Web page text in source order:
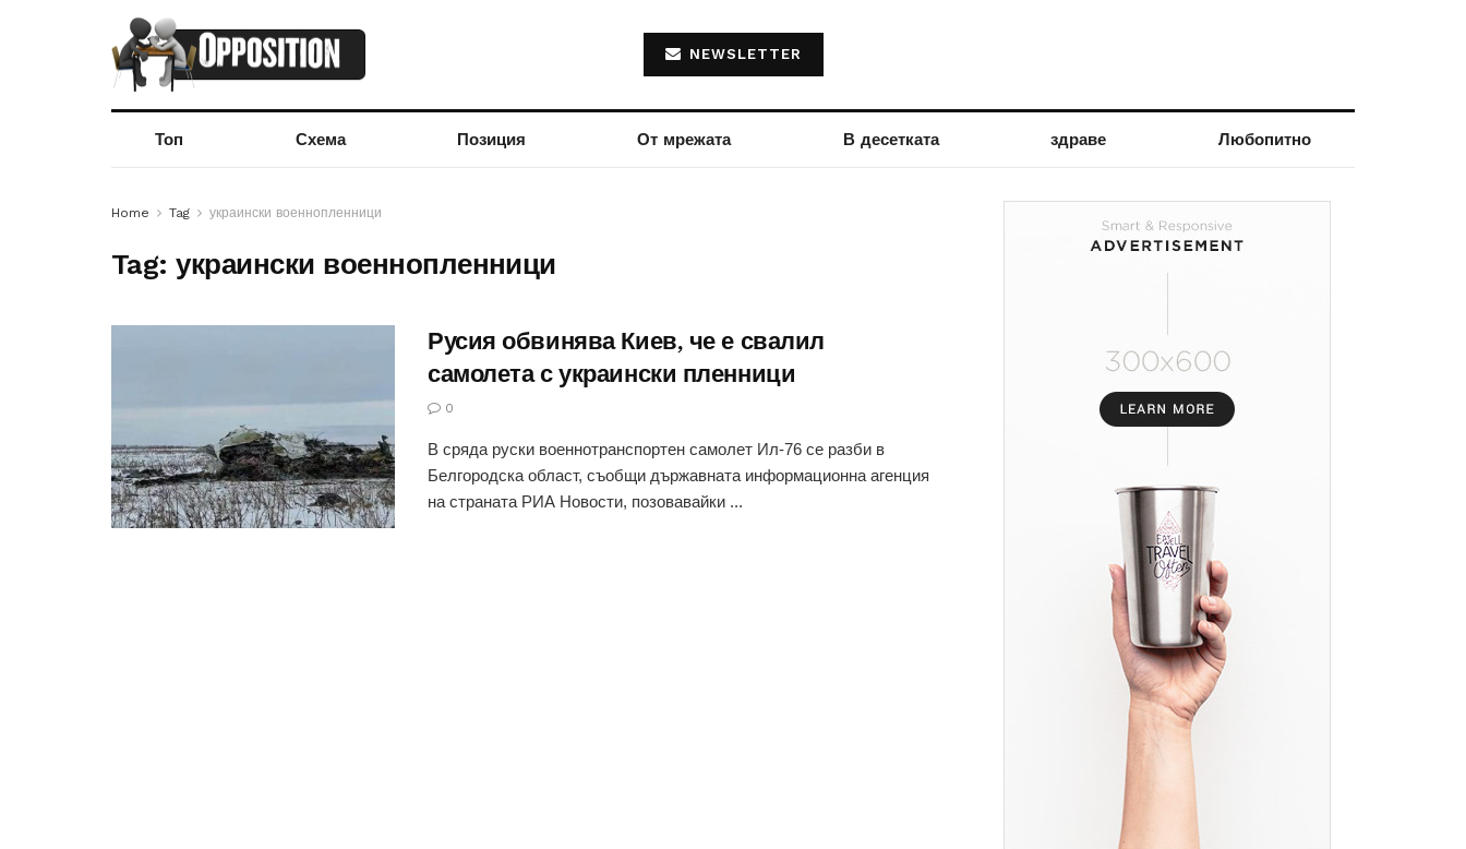
NEWSLETTER
Топ Схема Позиция От мрежата В десетката здраве Любопитно
Home Tag украински военнопленници
Tag:украински военнопленници
Русия обвинява Киев, че е свалил
самолета с украински пленници
0
В сряда руски военнотранспортен самолет Ил-76 се разби в
Белгородска област, съобщи държавната информационна агенция
на страната РИА Новости, позовавайки ...